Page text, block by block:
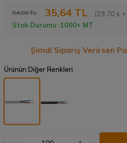
54,00TL 35,64 TL
(29,70 ₺ +
Stok Durumu :1000+ MT
Şimdi Sipariş Verirsen
Ürünün Diğer Renkleri